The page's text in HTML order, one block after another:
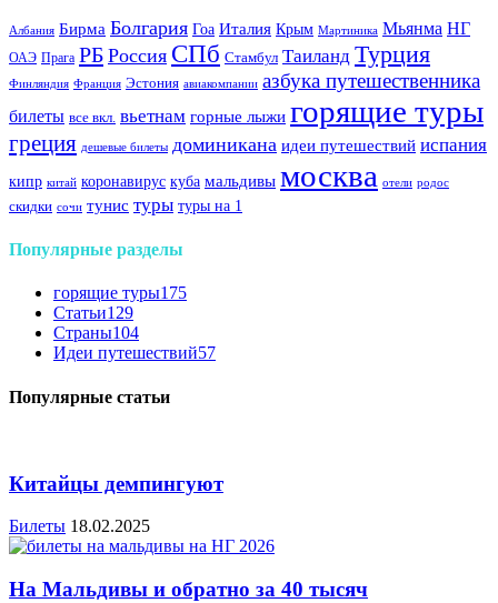
Албания Бирма Болгария Гоа Италия Крым Мартиника Мьянма НГ
ОАЭ Прага РБ Россия СПб Стамбул Таиланд Турция
Финляндия Франция Эстония авиакомпании азбука путешественника
билеты все вкл. вьетнам горные лыжи горящие туры
греция дешевые билеты доминикана идеи путешествий испания
кипр китай коронавирус куба мальдивы москва отели родос
скидки сочи тунис туры туры на 1
Популярные разделы
горящие туры175
Статьи129
Страны104
Идеи путешествий57
Популярные статьи
Китайцы демпингуют
Билеты 18.02.2025
На Мальдивы и обратно за 40 тысяч